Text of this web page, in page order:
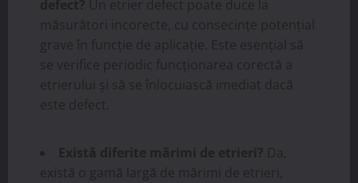
defect? Un etrier defect poate duce la
măsurători incorecte, cu consecințe potențial
grave în funcție de aplicație. Este esențial să
se verifice periodic funcționarea corectă a
etrierului și să se înlocuiască imediat dacă
este defect.
Există diferite mărimi de etrieri? Da,
există o gamă largă de mărimi de etrieri,